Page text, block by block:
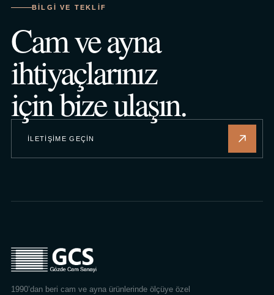
BILGI VE TEKLIF
Cam ve ayna
ihtiyaçlarınız
için bize ulaşın.
İLETIŞIME GEÇIN
1990’dan beri cam ve ayna ürünlerinde ölçüye özel